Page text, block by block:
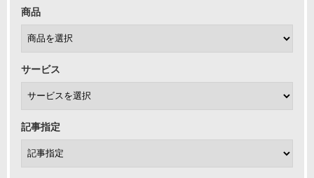
商品
サービス
記事指定